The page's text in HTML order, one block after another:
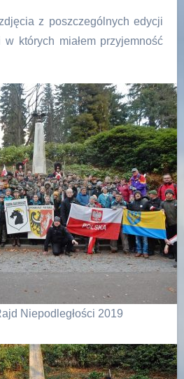
z poszczególnych edycji
w których miałem przyjemność
Niepodległości 2019